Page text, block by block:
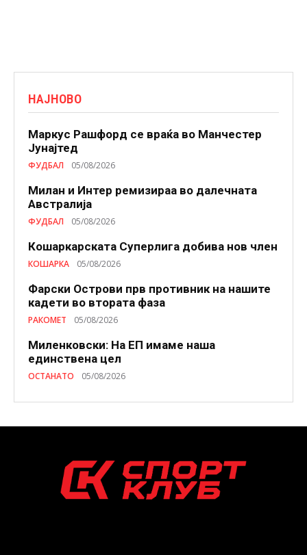
НАЈНОВО
Маркус Рашфорд се враќа во Манчестер
Јунајтед
ФУДБАЛ 05/08/2026
Милан и Интер ремизираа во далечната
Австралија
ФУДБАЛ 05/08/2026
Кошаркарската Суперлига добива нов член
КОШАРКА 05/08/2026
Фарски Острови прв противник на нашите
кадети во втората фаза
РАКОМЕТ 05/08/2026
Миленковски: На ЕП имаме наша
единствена цел
ОСТАНАТО 05/08/2026